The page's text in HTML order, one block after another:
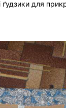
ґудзики для